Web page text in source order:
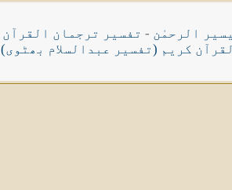
الرحمٰن - تفسیر ترجمان القرآن
کریم (تفسیر عبدالسلام بھٹوی)